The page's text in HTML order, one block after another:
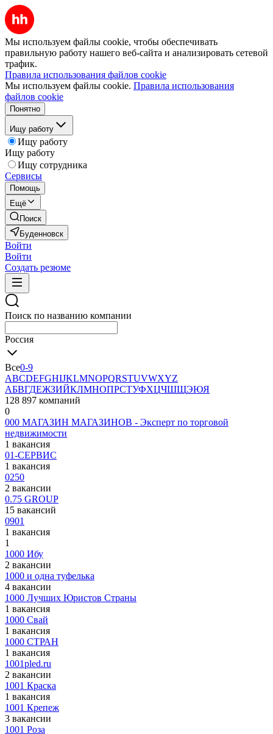
Мы используем файлы cookie, чтобы обеспечивать
правильную работу нашего веб-сайта и анализировать сетевой
трафик.
Правила использования файлов cookie
Мы используем файлы cookie. Правила использования
файлов cookie
Понятно
Ищу работу
Ищу работу
Ищу работу
Ищу сотрудника
Сервисы
Помощь
Ещё
Поиск
Буденновск
Войти
Войти
Создать резюме
Поиск по названию компании
Россия
Все0-9
ABCDEFGHIJKLMNOPQRSTUVWXYZ
АБВГДЕЖЗИЙКЛМНОПРСТУФХЦЧШЩЭЮЯ
128 897 компаний
0
000 МАГАЗИН МАГАЗИНОВ - Эксперт по торговой
недвижимости
1 вакансия
01-СЕРВИС
1 вакансия
0250
2 вакансии
0.75 GROUP
15 вакансий
0901
1 вакансия
1
1000 Ибу
2 вакансии
1000 и одна туфелька
4 вакансии
1000 Лучших Юристов Страны
1 вакансия
1000 Свай
1 вакансия
1000 СТРАН
1 вакансия
1001pled.ru
2 вакансии
1001 Краска
1 вакансия
1001 Крепеж
3 вакансии
1001 Роза